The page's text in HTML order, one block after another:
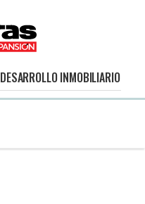
DESARROLLO INMOBILIARIO